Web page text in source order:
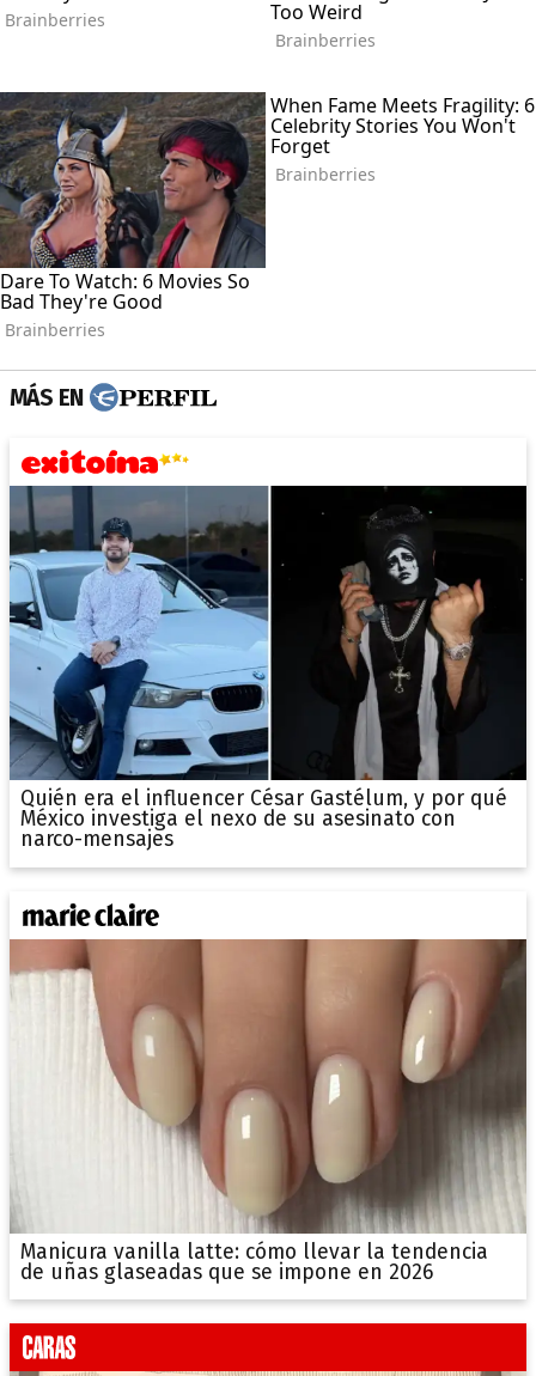
MÁS EN
Quién era el influencer César Gastélum, y por qué
México investiga el nexo de su asesinato con
narco-mensajes
Manicura vanilla latte: cómo llevar la tendencia
de uñas glaseadas que se impone en 2026